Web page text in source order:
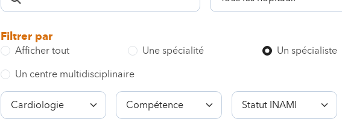
Filtrer par
Afficher tout Une spécialité Un spécialiste
Un centre multidisciplinaire
Spécialité Compétence
Statut
INAMI